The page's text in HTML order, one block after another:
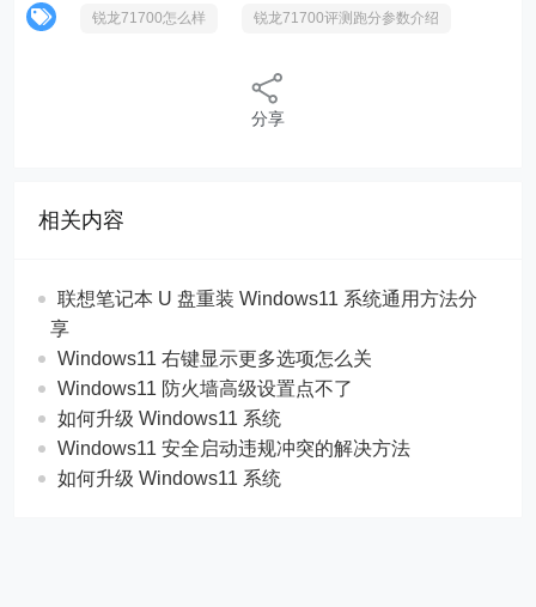
锐龙71700怎么样 锐龙71700评测跑分参数介绍
分享
相关内容
联想笔记本 U 盘重装 Windows11 系统通用方法分
享
Windows11 右键显示更多选项怎么关
Windows11 防火墙高级设置点不了
如何升级 Windows11 系统
Windows11 安全启动违规冲突的解决方法
如何升级 Windows11 系统